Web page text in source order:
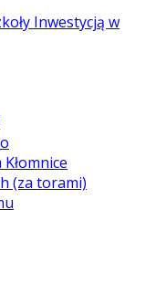
Inwestycją w
(za torami)